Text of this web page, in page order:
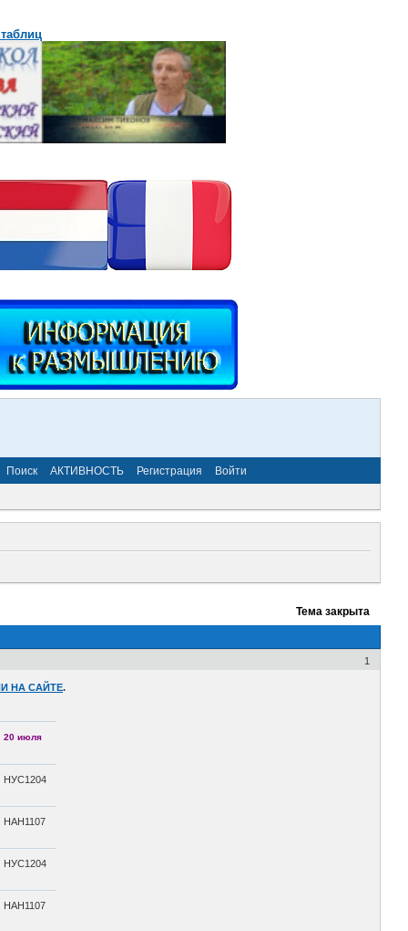
Поиск АКТИВНОСТЬ Регистрация Войти
Тема закрыта
1
НА САЙТЕ.
20 июля
НУС1204
НАН1107
НУС1204
НАН1107